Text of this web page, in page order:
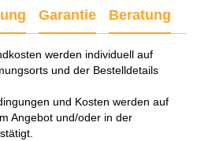
Garantie Beratung
werden individuell auf
und der Bestelldetails
und Kosten werden auf
Angebot und/oder in der